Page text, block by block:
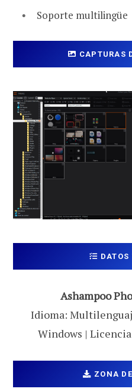
Soporte multilingüe
CAPTURAS
DATOS
Ashampoo
Idioma:
Windows |
ZONA